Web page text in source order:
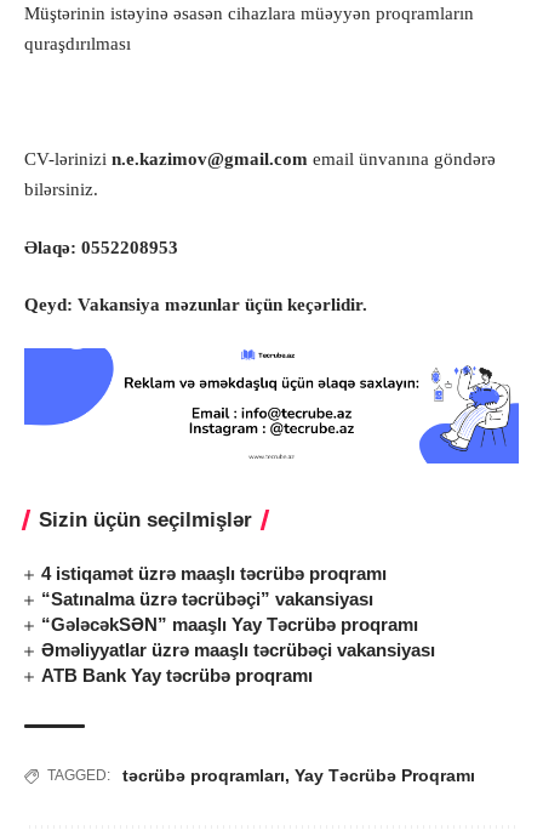
Müştərinin istəyinə əsasən cihazlara müəyyən proqramların
quraşdırılması
CV-lərinizi n.e.kazimov@gmail.com email ünvanına göndərə
bilərsiniz.
Əlaqə: 0552208953
Qeyd: Vakansiya məzunlar üçün keçərlidir.
Sizin üçün seçilmişlər
4 istiqamət üzrə maaşlı təcrübə proqramı
“Satınalma üzrə təcrübəçi” vakansiyası
“GələcəkSƏN” maaşlı Yay Təcrübə proqramı
Əməliyyatlar üzrə maaşlı təcrübəçi vakansiyası
ATB Bank Yay təcrübə proqramı
TAGGED: təcrübə proqramları, Yay Təcrübə Proqramı